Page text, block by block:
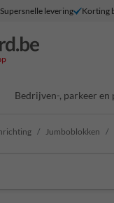
Supersnelle levering Korting
Bedrijven-, parkeer
Jumboblokken